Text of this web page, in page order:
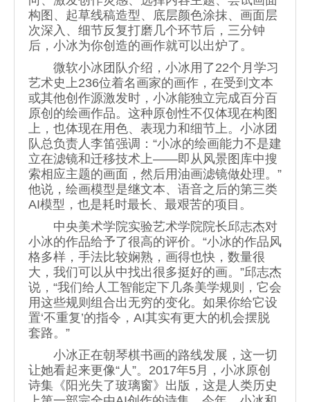
构图、起草线稿造型、底层颜色涂抹、画面层
次深入、细节反复打磨几个环节后，三分钟
后，小冰为你创造的画作就可以出炉了。
微软小冰团队介绍，小冰用了22个月学习
艺术史上236位着名画家的画作，在受到文本
或其他创作源激发时，小冰能独立完成百分百
原创的绘画作品。这种原创性不仅体现在构图
上，也体现在用色、表现力和细节上。小冰团
队总负责人李笛强调：“小冰的绘画能力不是建
立在滤镜和迁移技术上——即从风景图库中搜
索相应主题的画面，然后用油画滤镜做处理。”
他说，绘画模型是继文本、语音之后的第三类
AI模型，也是耗时最长、最艰苦的项目。
中央美术学院实验艺术学院院长邱志杰对
小冰的作品给予了很高的评价。“小冰的作品风
格多样，手法比较娴熟，画得也快，数量很
大，我们可以从中找出很多挺好的画。”邱志杰
说，“我们给人工智能定下几条美学规则，它会
用这些规则组合出无穷的变化。如果你给它设
置‘不重复’的指令，AI其实有更大的机会摆脱
套路。”
小冰正在朝琴棋书画的路线发展，这一切
让她看起来更像“人”。2017年5月，小冰原创
诗集《阳光失了玻璃窗》出版，这是人类历史